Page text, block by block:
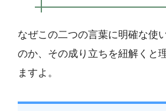
なぜこの二つの言葉に明確な使
のか、その成り立ちを紐解くと
ますよ。